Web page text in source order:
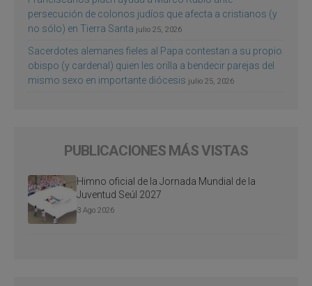
persecución de colonos judíos que afecta a cristianos (y
no sólo) en Tierra Santa julio 25, 2026
Sacerdotes alemanes fieles al Papa contestan a su propio
obispo (y cardenal) quien les orilla a bendecir parejas del
mismo sexo en importante diócesis julio 25, 2026
PUBLICACIONES MÁS VISTAS
Himno oficial de la Jornada Mundial de la
Juventud Seúl 2027
3 Ago 2026